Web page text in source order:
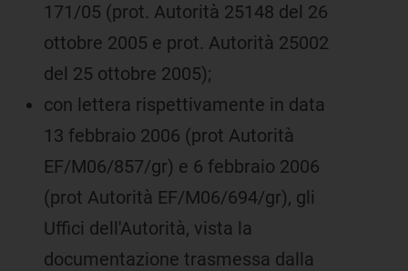
171/05 (prot. Autorità 25148 del 26
ottobre 2005 e prot. Autorità 25002
del 25 ottobre 2005);
con lettera rispettivamente in data
13 febbraio 2006 (prot Autorità
EF/M06/857/gr) e 6 febbraio 2006
(prot Autorità EF/M06/694/gr), gli
Uffici dell'Autorità, vista la
documentazione trasmessa dalla